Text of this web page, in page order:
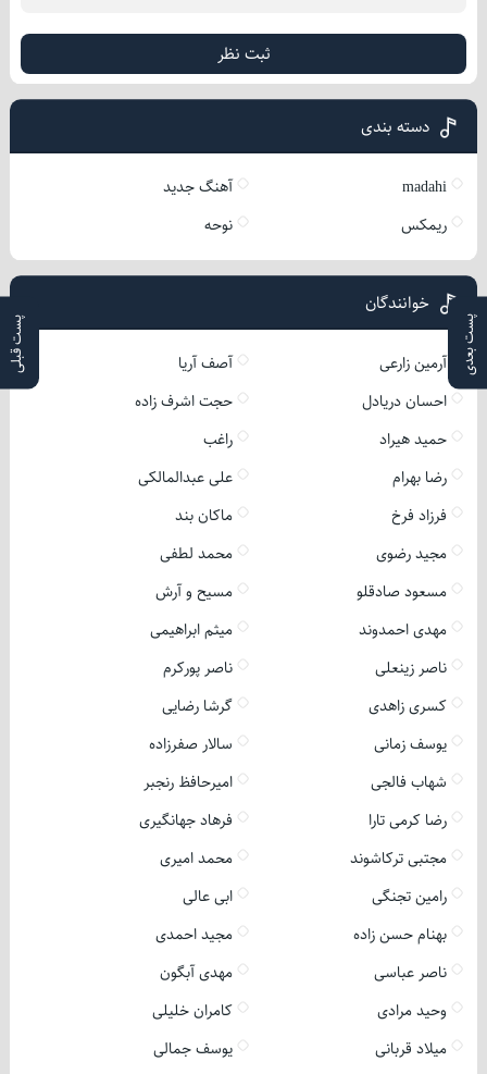
پست بعدی پست قبلی
ثبت نظر
دسته بندی
madahi
آهنگ جدید
ریمکس
نوحه
خوانندگان
آرمین زارعی
آصف آریا
احسان دریادل
حجت اشرف زاده
حمید هیراد
راغب
رضا بهرام
علی عبدالمالکی
فرزاد فرخ
ماکان بند
مجید رضوی
محمد لطفی
مسعود صادقلو
مسیح و آرش
مهدی احمدوند
میثم ابراهیمی
ناصر زینعلی
ناصر پورکرم
کسری زاهدی
گرشا رضایی
یوسف زمانی
سالار صفرزاده
شهاب فالجی
امیرحافظ رنجبر
رضا کرمی تارا
فرهاد جهانگیری
مجتبی ترکاشوند
محمد امیری
رامین تجنگی
ابی عالی
بهنام حسن زاده
مجید احمدی
ناصر عباسی
مهدی آبگون
وحید مرادی
کامران خلیلی
میلاد قربانی
یوسف جمالی